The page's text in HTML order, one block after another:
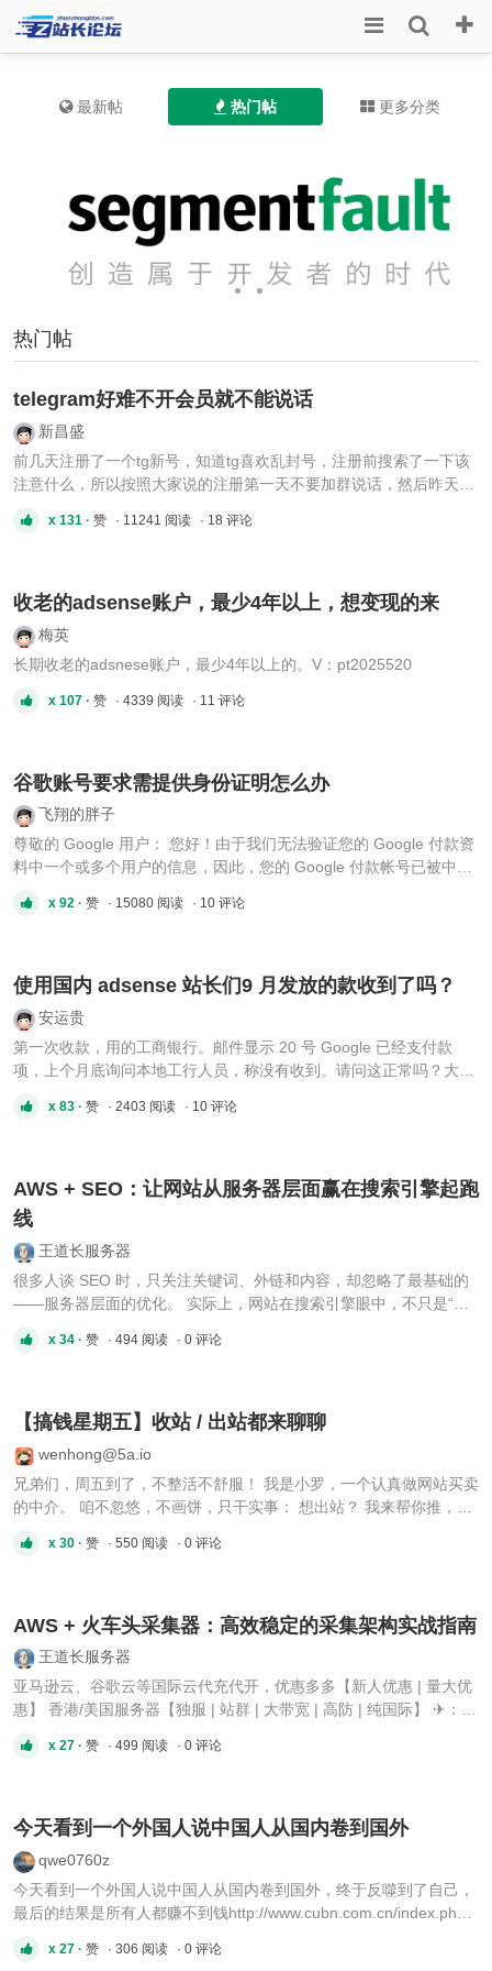
最新帖 热门帖 更多分类
热门帖
telegram好难不开会员就不能说话
新昌盛
前几天注册了一个tg新号，知道tg喜欢乱封号，注册前搜索了一下该
注意什么，所以按照大家说的注册第一天不要加群说话，然后昨天我
[*]I’m afraid some Telegram users found your messages annoying
x 131 · 赞 · 11241 阅读 · 18 评论
收老的adsense账户，最少4年以上，想变现的来
梅英
长期收老的adsnese账户，最少4年以上的。V：pt2025520
x 107 · 赞 · 4339 阅读 · 11 评论
谷歌账号要求需提供身份证明怎么办
飞翔的胖子
尊敬的 Google 用户： 您好！由于我们无法验证您的 Google 付款资
料中一个或多个用户的信息，因此，您的 Google 付款帐号已被中
如果您未在 10 天内针对此问题采取措施，我们将暂停您使用 Google
x 92 · 赞 · 15080 阅读 · 10 评论
使用国内 adsense 站长们9 月发放的款收到了吗？
安运贵
第一次收款，用的工商银行。邮件显示 20 号 Google 已经支付款
项，上个月底询问本地工行人员，称没有收到。请问这正常吗？大家
x 83 · 赞 · 2403 阅读 · 10 评论
AWS + SEO：让网站从服务器层面赢在搜索引擎起跑
线
王道长服务器
很多人谈 SEO 时，只关注关键词、外链和内容，却忽略了最基础的
——服务器层面的优化。 实际上，网站在搜索引擎眼中，不只是“内
真正做好 SEO，服务器架构必须跟得上。 而这正是 AWS（Amazon
x 34 · 赞 · 494 阅读 · 0 评论
【搞钱星期五】收站 / 出站都来聊聊
wenhong@5a.io
兄弟们，周五到了，不整活不舒服！ 我是小罗，一个认真做网站买卖
的中介。 咱不忽悠，不画饼，只干实事： 想出站？ 我来帮你推，买
边站源新鲜，权重、内容、项目站全都有， 你说预算，我来配对，效
x 30 · 赞 · 550 阅读 · 0 评论
AWS + 火车头采集器：高效稳定的采集架构实战指南
王道长服务器
亚马逊云、谷歌云等国际云代充代开，优惠多多【新人优惠 | 量大优
惠】 香港/美国服务器【独服 | 站群 | 大带宽 | 高防 | 纯国际】 ✈：
基本都听过或者用过 火车头采集器（LocoySpider）。 它是国产最老
x 27 · 赞 · 499 阅读 · 0 评论
今天看到一个外国人说中国人从国内卷到国外
qwe0760z
今天看到一个外国人说中国人从国内卷到国外，终于反噬到了自己，
最后的结果是所有人都赚不到钱http://www.cubn.com.cn/index.php?
%AC%E7%A7%AF%E9%87%91%E6%8F%90%E5%8F%96%E4%
x 27 · 赞 · 306 阅读 · 0 评论